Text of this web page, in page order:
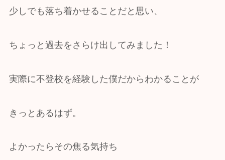
少しでも落ち着かせることだと思い、
ちょっと過去をさらけ出してみました！
実際に不登校を経験した僕だからわかることが
きっとあるはず。
よかったらその焦る気持ち